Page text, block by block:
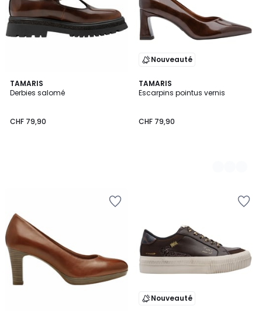
TAMARIS
Derbies salomé
CHF 79,90
Nouveauté
TAMARIS
Escarpins pointus vernis
CHF 79,90
2
Couleurs
Nouveauté